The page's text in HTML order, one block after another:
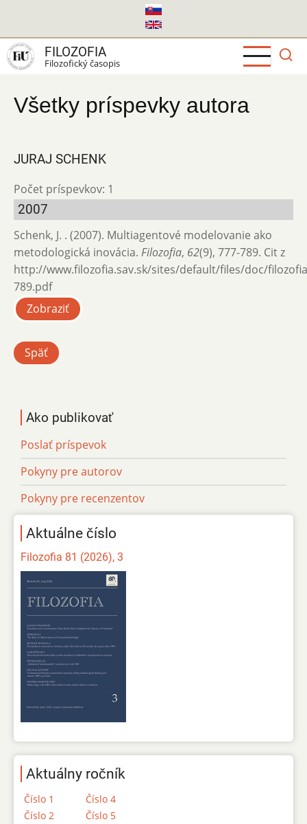
hlavný
obsah
FILOZOFIA
Filozofický časopis
Všetky príspevky autora
JURAJ SCHENK
Počet príspevkov: 1
2007
Schenk, J. . (2007). Multiagentové modelovanie ako
metodologická inovácia. Filozofia, 62(9), 777-789. Cit z
http://www.filozofia.sav.sk/sites/default/files/doc/
789.pdf
Zobraziť
Späť
Ako publikovať
Poslať príspevok
Pokyny pre autorov
Pokyny pre recenzentov
Aktuálne číslo
Filozofia 81 (2026), 3
Aktuálny ročník
Číslo 1
Číslo 2
Číslo 4
Číslo 5